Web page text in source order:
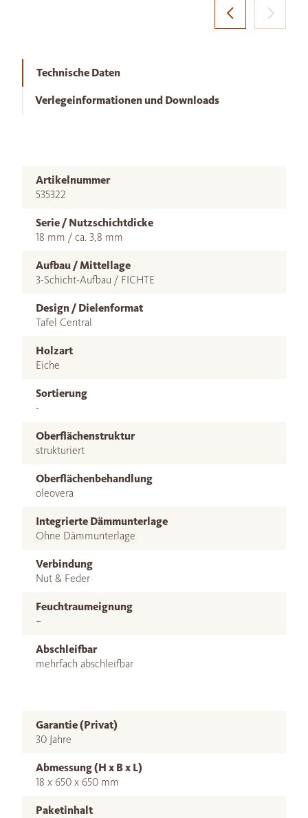
Technische Daten
Verlegeinformationen und Downloads
Artikelnummer
535322
Serie / Nutzschichtdicke
18 mm / ca. 3,8 mm
Aufbau / Mittellage
3-Schicht-Aufbau / FICHTE
Design / Dielenformat
Tafel Central
Holzart
Eiche
Sortierung
-
Oberflächenstruktur
strukturiert
Oberflächenbehandlung
oleovera
Integrierte Dämmunterlage
Ohne Dämmunterlage
Verbindung
Nut & Feder
Feuchtraumeignung
–
Abschleifbar
mehrfach abschleifbar
Garantie (Privat)
30 Jahre
Abmessung (H x B x L)
18 x 650 x 650 mm
Paketinhalt